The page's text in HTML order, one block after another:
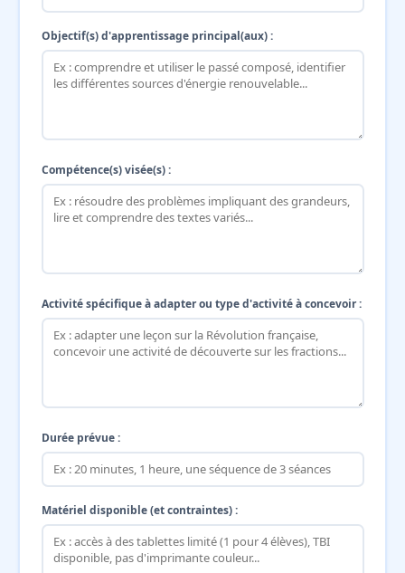
Objectif(s) d'apprentissage principal(aux) :
Compétence(s) visée(s) :
Activité spécifique à adapter ou type d'activité à concevoir :
Durée prévue :
Matériel disponible (et contraintes) :